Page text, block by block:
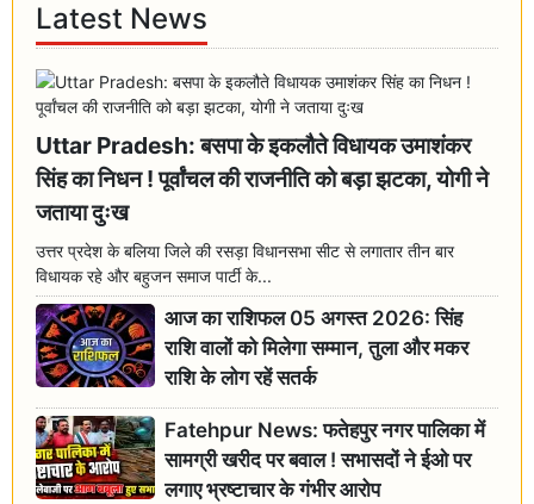
Latest News
Uttar Pradesh: बसपा के इकलौते विधायक उमाशंकर
सिंह का निधन ! पूर्वांचल की राजनीति को बड़ा झटका, योगी ने
जताया दुःख
उत्तर प्रदेश के बलिया जिले की रसड़ा विधानसभा सीट से लगातार तीन बार
विधायक रहे और बहुजन समाज पार्टी के...
आज का राशिफल 05 अगस्त 2026: सिंह
राशि वालों को मिलेगा सम्मान, तुला और मकर
राशि के लोग रहें सतर्क
Fatehpur News: फतेहपुर नगर पालिका में
सामग्री खरीद पर बवाल ! सभासदों ने ईओ पर
लगाए भ्रष्टाचार के गंभीर आरोप